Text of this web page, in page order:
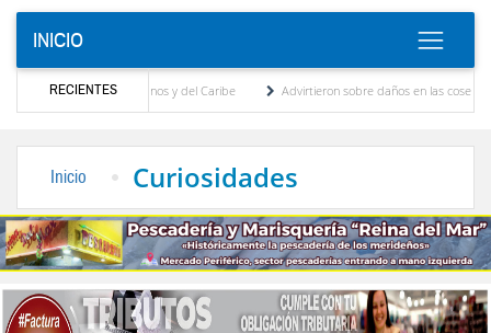
INICIO
RECIENTES
Centroamericanos y del Caribe
Advirtieron sobre daños en las cosechas de
Inicio Curiosidades